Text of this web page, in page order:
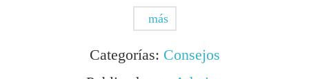
más
Categorías: Consejos